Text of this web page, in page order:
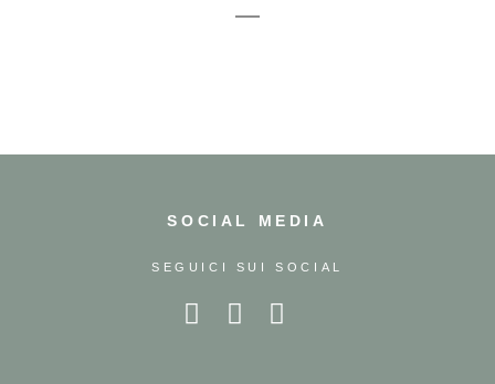
SOCIAL MEDIA
SEGUICI SUI SOCIAL